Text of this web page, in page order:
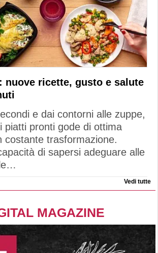
nuove ricette, gusto e salute
e dai contorni alle zuppe,
piatti pronti gode di ottima
costante trasformazione.
di sapersi adeguare alle
Vedi tutte
MAGAZINE